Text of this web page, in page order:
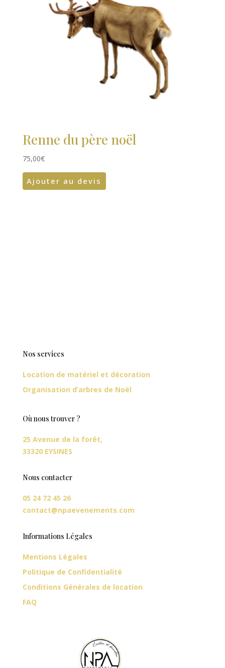
Renne du père noël
75,00€
Ajouter au devis
Nos services
Location de matériel et décoration
Organisation d’arbres de Noël
Où nous trouver ?
25 Avenue de la forêt,
33320 EYSINES
Nous contacter
05 24 72 45 26
contact@npaevenements.com
Informations Légales
Mentions Légales
Politique de Confidentialité
Conditions Générales de location
FAQ